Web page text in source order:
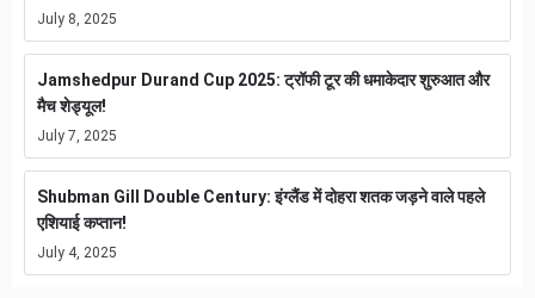
July 8, 2025
Jamshedpur Durand Cup 2025: ट्रॉफी टूर की धमाकेदार शुरुआत और
मैच शेड्यूल!
July 7, 2025
Shubman Gill Double Century: इंग्लैंड में दोहरा शतक जड़ने वाले पहले
एशियाई कप्तान!
July 4, 2025